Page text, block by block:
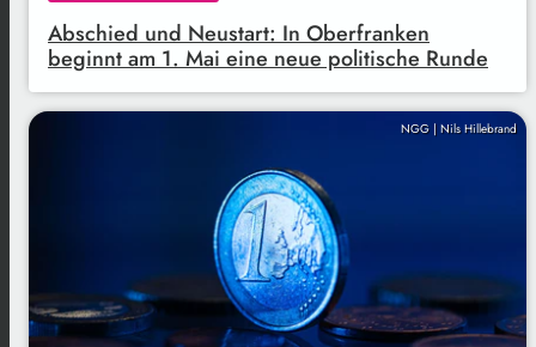
Abschied und Neustart: In Oberfranken
beginnt am 1. Mai eine neue politische Runde
NGG | Nils Hillebrand